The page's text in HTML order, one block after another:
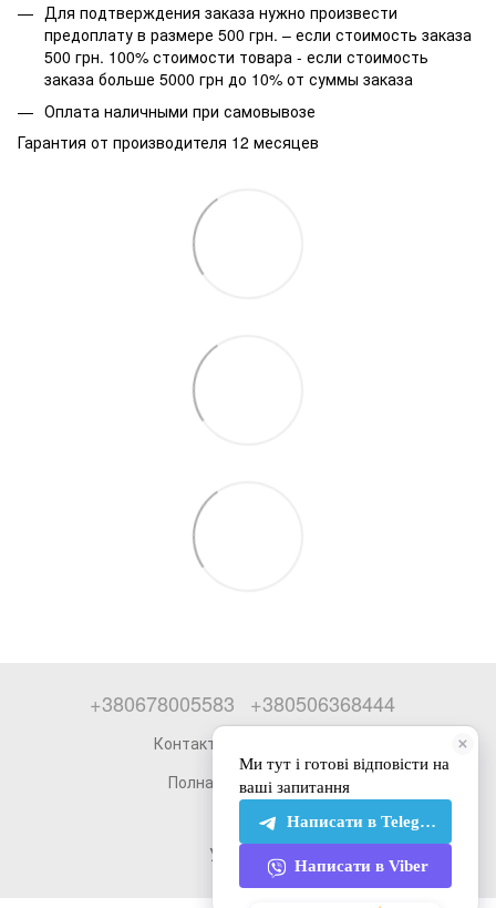
Для подтверждения заказа нужно произвести
предоплату в размере 500 грн. – если стоимость заказа
500 грн. 100% стоимости товара - если стоимость
заказа больше 5000 грн до 10% от суммы заказа
Оплата наличными при самовывозе
Гарантия от производителя 12 месяцев
+380678005583 +380506368444
Контактная информация
Полная версия сайта
© 2026
Укр Рус